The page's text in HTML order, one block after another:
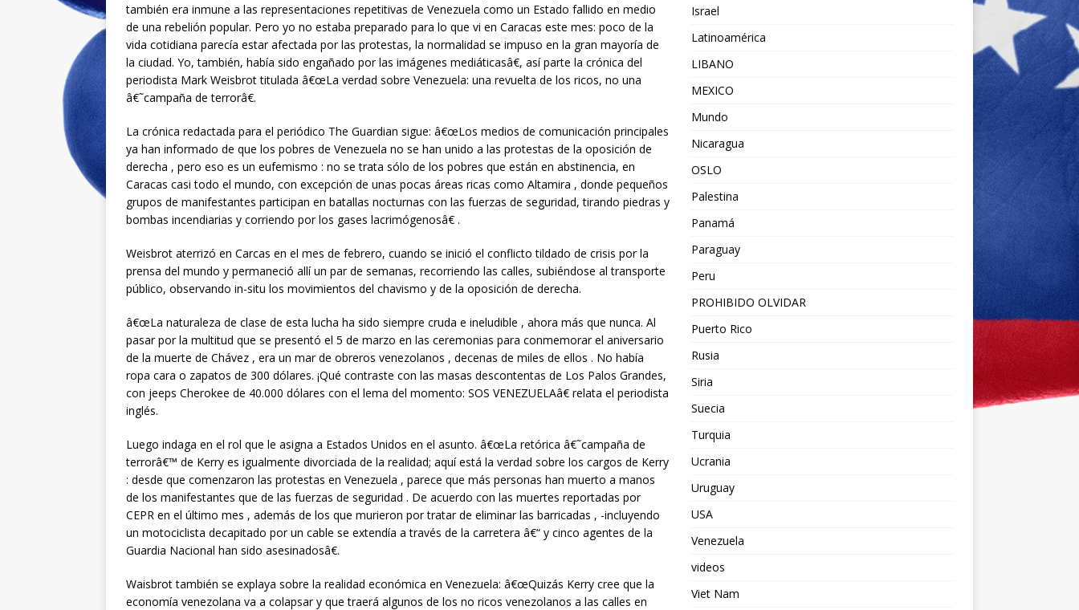
también era inmune a las representaciones repetitivas de Venezuela como un Estado fallido en medio
de una rebelión popular. Pero yo no estaba preparado para lo que vi en Caracas este mes: poco de la
vida cotidiana parecía estar afectada por las protestas, la normalidad se impuso en la gran mayoría de
la ciudad. Yo, también, había sido engañado por las imágenes mediáticasâ€, así parte la crónica del
periodista Mark Weisbrot titulada â€œLa verdad sobre Venezuela: una revuelta de los ricos, no una
â€˜campaña de terrorâ€.
La crónica redactada para el periódico The Guardian sigue: â€œLos medios de comunicación principales
ya han informado de que los pobres de Venezuela no se han unido a las protestas de la oposición de
derecha , pero eso es un eufemismo : no se trata sólo de los pobres que están en abstinencia, en
Caracas casi todo el mundo, con excepción de unas pocas áreas ricas como Altamira , donde pequeños
grupos de manifestantes participan en batallas nocturnas con las fuerzas de seguridad, tirando piedras y
bombas incendiarias y corriendo por los gases lacrimógenosâ€ .
Weisbrot aterrizó en Carcas en el mes de febrero, cuando se inició el conflicto tildado de crisis por la
prensa del mundo y permaneció allí un par de semanas, recorriendo las calles, subiéndose al transporte
público, observando in-situ los movimientos del chavismo y de la oposición de derecha.
â€œLa naturaleza de clase de esta lucha ha sido siempre cruda e ineludible , ahora más que nunca. Al
pasar por la multitud que se presentó el 5 de marzo en las ceremonias para conmemorar el aniversario
de la muerte de Chávez , era un mar de obreros venezolanos , decenas de miles de ellos . No había
ropa cara o zapatos de 300 dólares. ¡Qué contraste con las masas descontentas de Los Palos Grandes,
con jeeps Cherokee de 40.000 dólares con el lema del momento: SOS VENEZUELAâ€ relata el periodista
inglés.
Luego indaga en el rol que le asigna a Estados Unidos en el asunto. â€œLa retórica â€˜campaña de
terrorâ€™ de Kerry es igualmente divorciada de la realidad; aquí está la verdad sobre los cargos de Kerry
: desde que comenzaron las protestas en Venezuela , parece que más personas han muerto a manos
de los manifestantes que de las fuerzas de seguridad . De acuerdo con las muertes reportadas por
CEPR en el último mes , además de los que murieron por tratar de eliminar las barricadas , -incluyendo
un motociclista decapitado por un cable se extendía a través de la carretera â€“ y cinco agentes de la
Guardia Nacional han sido asesinadosâ€.
Waisbrot también se explaya sobre la realidad económica en Venezuela: â€œQuizás Kerry cree que la
economía venezolana va a colapsar y que traerá algunos de los no ricos venezolanos a las calles en
Israel
Latinoamérica
LIBANO
MEXICO
Mundo
Nicaragua
OSLO
Palestina
Panamá
Paraguay
Peru
PROHIBIDO OLVIDAR
Puerto Rico
Rusia
Siria
Suecia
Turquia
Ucrania
Uruguay
USA
Venezuela
videos
Viet Nam